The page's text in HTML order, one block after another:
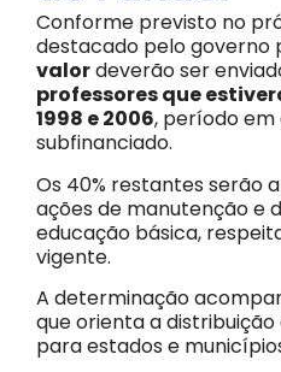
Conforme previsto no
destacado pelo governo
valordeverão ser
professores que
1998 e 2006, período em
subfinanciado.
Os 40% restantes serão
ações de manutenção e
educação básica,
vigente.
A determinação
que orienta a
para estados e